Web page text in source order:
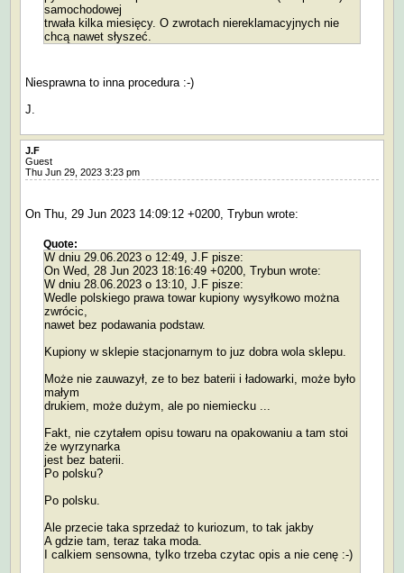
samochodowej
trwała kilka miesięcy. O zwrotach niereklamacyjnych nie
chcą nawet słyszeć.
Niesprawna to inna procedura :-)
J.
J.F
Guest
Thu Jun 29, 2023 3:23 pm
On Thu, 29 Jun 2023 14:09:12 +0200, Trybun wrote:
Quote:
W dniu 29.06.2023 o 12:49, J.F pisze:
On Wed, 28 Jun 2023 18:16:49 +0200, Trybun wrote:
W dniu 28.06.2023 o 13:10, J.F pisze:
Wedle polskiego prawa towar kupiony wysyłkowo można
zwrócic,
nawet bez podawania podstaw.
Kupiony w sklepie stacjonarnym to juz dobra wola sklepu.
Może nie zauwazył, ze to bez baterii i ładowarki, może było
małym
drukiem, może dużym, ale po niemiecku ...
Fakt, nie czytałem opisu towaru na opakowaniu a tam stoi
że wyrzynarka
jest bez baterii.
Po polsku?
Po polsku.
Ale przecie taka sprzedaż to kuriozum, to tak jakby
A gdzie tam, teraz taka moda.
I calkiem sensowna, tylko trzeba czytac opis a nie cenę :-)